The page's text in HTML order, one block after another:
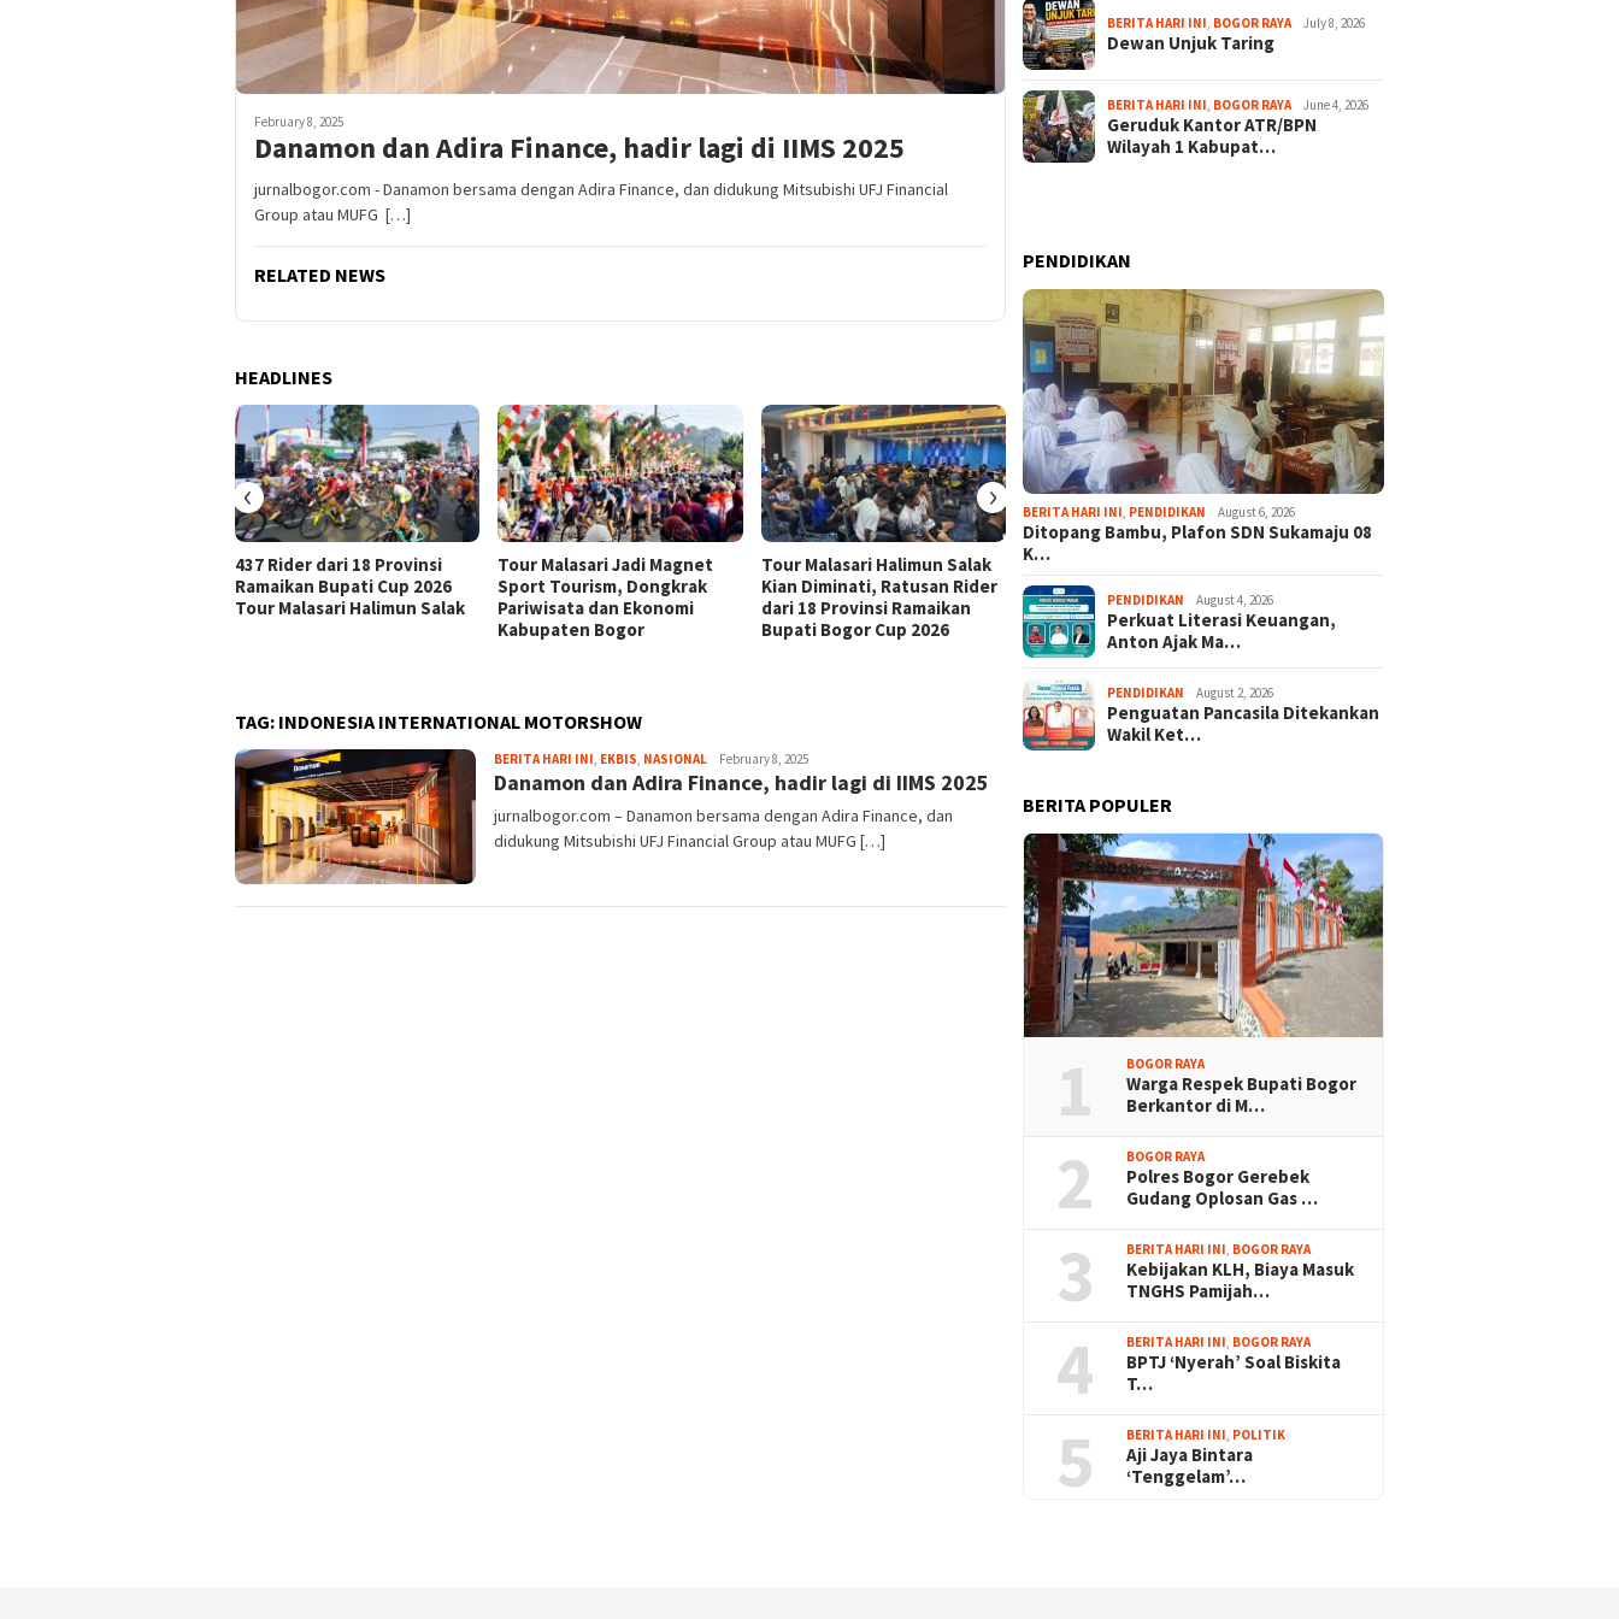
February 8, 2025
Danamon dan Adira Finance, hadir lagi di IIMS 2025
jurnalbogor.com - Danamon bersama dengan Adira Finance, dan didukung Mitsubishi UFJ Financial
Group atau MUFG […]
RELATED NEWS
HEADLINES
437 Rider dari 18 Provinsi
Ramaikan Bupati Cup 2026
Tour Malasari Halimun Salak
Tour Malasari Jadi Magnet
Sport Tourism, Dongkrak
Pariwisata dan Ekonomi
Kabupaten Bogor
Tour Malasari Halimun Salak
Kian Diminati, Ratusan Rider
dari 18 Provinsi Ramaikan
Bupati Bogor Cup 2026
Ekspedisi Bogor Biru ke-5,
Partai Demokrat Lakukan
Bersih-bersih Sungai di
Jasinga
Sampah
‹ ›
TAG: INDONESIA INTERNATIONAL MOTORSHOW
BERITA HARI INI, EKBIS, NASIONALAga
Alamanda
February 8, 2025
Danamon dan Adira Finance, hadir lagi di IIMS 2025
jurnalbogor.com – Danamon bersama dengan Adira Finance, dan
didukung Mitsubishi UFJ Financial Group atau MUFG […]
BERITA HARI INI BOGOR RAYA July 8, 2026
Dewan Unjuk Taring
BERITA HARI INI BOGOR RAYA June 4, 2026
Geruduk Kantor ATR/BPN
Wilayah 1 Kabupat…
PENDIDIKAN
BERITA HARI INI PENDIDIKAN August 6, 2026
Ditopang Bambu, Plafon SDN Sukamaju 08
K…
PENDIDIKAN August 4, 2026
Perkuat Literasi Keuangan,
Anton Ajak Ma…
PENDIDIKAN August 2, 2026
Penguatan Pancasila Ditekankan
Wakil Ket…
BERITA POPULER
1 BOGOR RAYA
Warga Respek Bupati Bogor
Berkantor di M…
2 BOGOR RAYA
Polres Bogor Gerebek
Gudang Oplosan Gas …
3 BERITA HARI INI, BOGOR RAYA
Kebijakan KLH, Biaya Masuk
TNGHS Pamijah…
4 BERITA HARI INI, BOGOR RAYA
BPTJ ‘Nyerah’ Soal Biskita
T…
5 BERITA HARI INI, POLITIK
Aji Jaya Bintara
‘Tenggelam’…